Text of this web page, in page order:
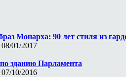
Монарха: 90 лет стиля из
01/2017
зданию Парламента
10/2016